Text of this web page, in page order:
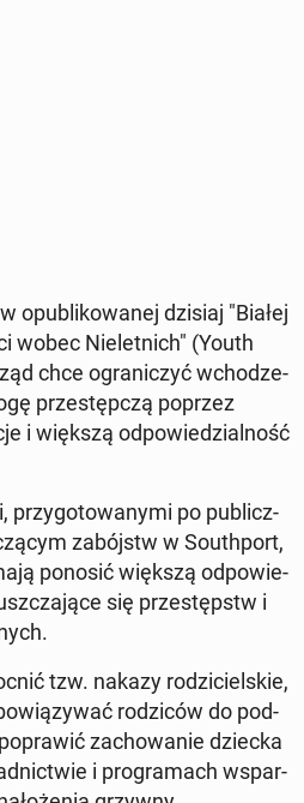
opu­bli­ko­wa­nej dzisiaj "Białej
wobec Nie­let­nich" (Youth
chce ogra­ni­czyć wcho­dze­
prze­stęp­czą poprzez
i większą od­po­wie­dzial­ność
przy­go­to­wa­ny­mi po pu­blicz­
za­bójstw w So­uth­port,
ponosić większą od­po­wie­
się prze­stępstw i
tzw. nakazy ro­dzi­ciel­skie,
ro­dzi­ców do pod­
za­cho­wa­nie dziecka
i pro­gra­mach wspar­